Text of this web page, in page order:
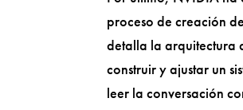
proceso de creación
detalla la arquitectura
construir y ajustar un
leer la conversación